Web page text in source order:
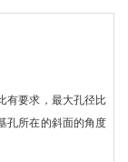
有要求，最大孔径比
孔所在的斜面的角度